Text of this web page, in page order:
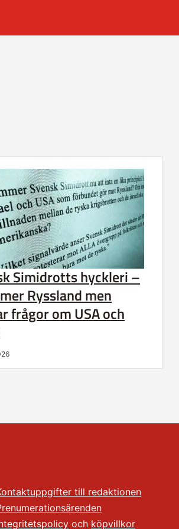
Simidrotts hyckleri –
Ryssland men
frågor om USA och
till redaktionen
och köpvillkor